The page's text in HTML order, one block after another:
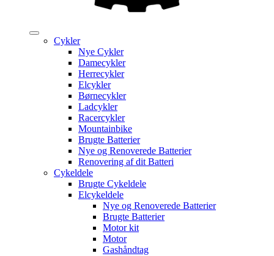
Cykler
Nye Cykler
Damecykler
Herrecykler
Elcykler
Børnecykler
Ladcykler
Racercykler
Mountainbike
Brugte Batterier
Nye og Renoverede Batterier
Renovering af dit Batteri
Cykeldele
Brugte Cykeldele
Elcykeldele
Nye og Renoverede Batterier
Brugte Batterier
Motor kit
Motor
Gashåndtag